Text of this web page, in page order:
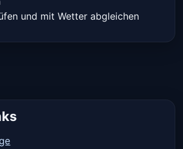
und mit Wetter abgleichen